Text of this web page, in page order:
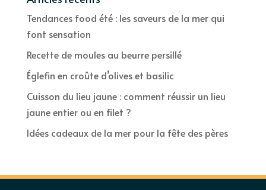
Tendances food été : les saveurs de la mer qui
font sensation
Recette de moules au beurre persillé
Églefin en croûte d’olives et basilic
Cuisson du lieu jaune : comment réussir un lieu
jaune entier ou en filet ?
Idées cadeaux de la mer pour la fête des pères